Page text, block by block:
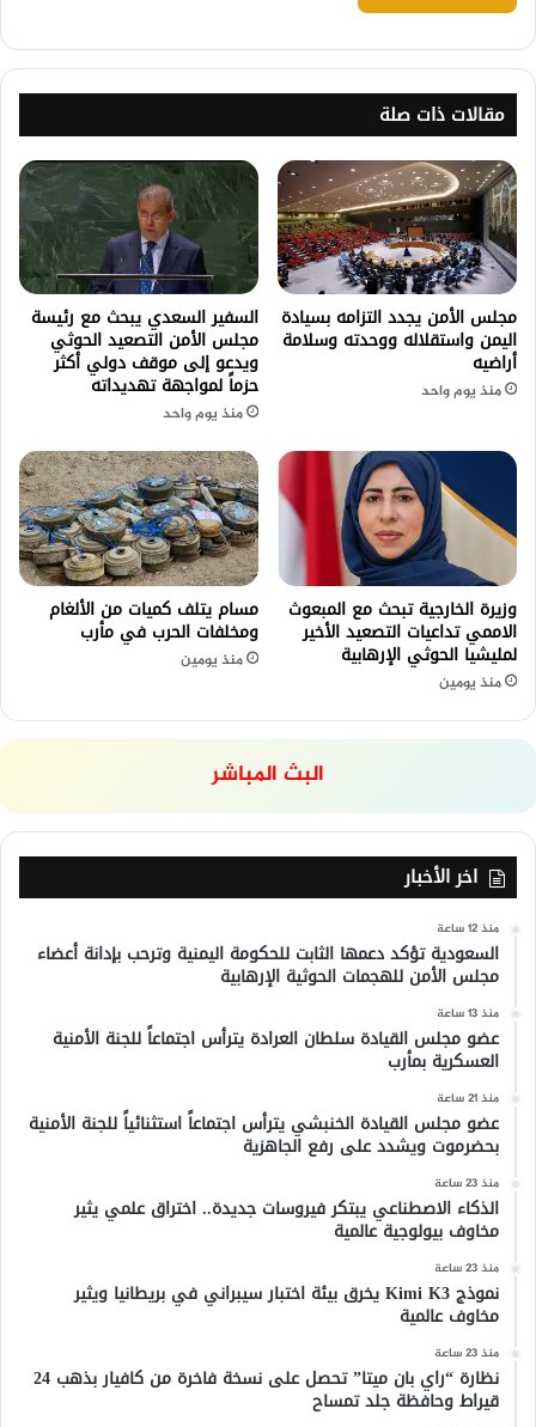
مقالات ذات صلة
مجلس الأمن يجدد التزامه بسيادة
اليمن واستقلاله ووحدته وسلامة
أراضيه
منذ يوم واحد
السفير السعدي يبحث مع رئيسة
مجلس الأمن التصعيد الحوثي
ويدعو إلى موقف دولي أكثر
حزماً لمواجهة تهديداته
منذ يوم واحد
وزيرة الخارجية تبحث مع المبعوث
الاممي تداعيات التصعيد الأخير
لمليشيا الحوثي الإرهابية
منذ يومين
مسام يتلف كميات من الألغام
ومخلفات الحرب في مأرب
منذ يومين
البث المباشر
اخر الأخبار
منذ 12 ساعة
السعودية تؤكد دعمها الثابت للحكومة اليمنية وترحب بإدانة أعضاء
مجلس الأمن للهجمات الحوثية الإرهابية
منذ 13 ساعة
عضو مجلس القيادة سلطان العرادة يترأس اجتماعاً للجنة الأمنية
العسكرية بمأرب
منذ 21 ساعة
عضو مجلس القيادة الخنبشي يترأس اجتماعاً استثنائياً للجنة الأمنية
بحضرموت ويشدد على رفع الجاهزية
منذ 23 ساعة
الذكاء الاصطناعي يبتكر فيروسات جديدة.. اختراق علمي يثير
مخاوف بيولوجية عالمية
منذ 23 ساعة
نموذج Kimi K3 يخرق بيئة اختبار سيبراني في بريطانيا ويثير
مخاوف عالمية
منذ 23 ساعة
نظارة “راي بان ميتا” تحصل على نسخة فاخرة من كافيار بذهب 24
قيراط وحافظة جلد تمساح